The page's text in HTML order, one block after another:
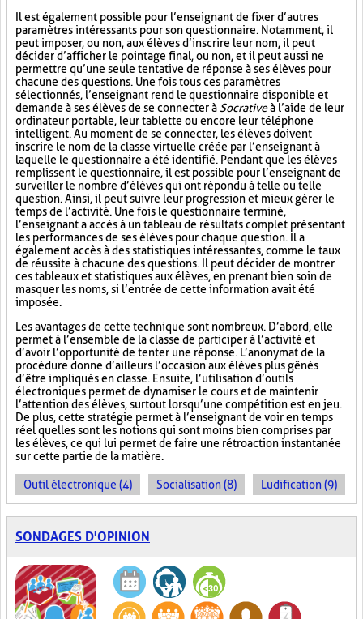
Il est également possible pour l’enseignant de fixer d’autres
paramètres intéressants pour son questionnaire. Notamment, il
peut imposer, ou non, aux élèves d’inscrire leur nom, il peut
décider d’afficher le pointage final, ou non, et il peut aussi ne
permettre qu’une seule tentative de réponse à ses élèves pour
chacune des questions. Une fois tous ces paramètres
sélectionnés, l’enseignant rend le questionnaire disponible et
demande à ses élèves de se connecter à Socrativeà l’aide de leur
ordinateur portable, leur tablette ou encore leur téléphone
intelligent. Au moment de se connecter, les élèves doivent
inscrire le nom de la classe virtuelle créée par l’enseignant à
laquelle le questionnaire a été identifié. Pendant que les élèves
remplissent le questionnaire, il est possible pour l’enseignant de
surveiller le nombre d’élèves qui ont répondu à telle ou telle
question. Ainsi, il peut suivre leur progression et mieux gérer le
temps de l’activité. Une fois le questionnaire terminé,
l’enseignant a accès à un tableau de résultats complet présentant
les performances de ses élèves pour chaque question. Il a
également accès à des statistiques intéressantes, comme le taux
de réussite à chacune des questions. Il peut décider de montrer
ces tableaux et statistiques aux élèves, en prenant bien soin de
masquer les noms, si l’entrée de cette information avait été
imposée.
Les avantages de cette technique sont nombreux. D’abord, elle
permet à l’ensemble de la classe de participer à l’activité et
d’avoir l’opportunité de tenter une réponse. L’anonymat de la
procédure donne d’ailleurs l’occasion aux élèves plus gênés
d’être impliqués en classe. Ensuite, l’utilisation d’outils
électroniques permet de dynamiser le cours et de maintenir
l’attention des élèves, surtout lorsqu’une compétition est en jeu.
De plus, cette stratégie permet à l’enseignant de voir en temps
réel quelles sont les notions qui sont moins bien comprises par
les élèves, ce qui lui permet de faire une rétroaction instantanée
sur cette partie de la matière.
Outil électronique (4) Socialisation (8) Ludification (9)
SONDAGES D'OPINION